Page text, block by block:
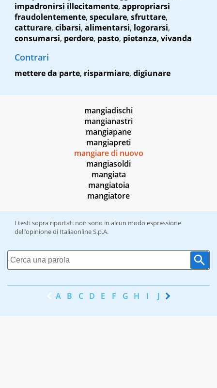
impadronirsi illecitamente, appropriarsi
fraudolentemente, speculare, sfruttare,
catturare, cibarsi, alimentarsi, logorarsi,
consumarsi, perdere, pasto, pietanza, vivanda
Contrari
mettere da parte, risparmiare, digiunare
mangiadischi
mangianastri
mangiapane
mangiapreti
mangiare di nuovo
mangiasoldi
mangiata
mangiatoia
mangiatore
I testi sopra riportati non sono in alcun modo espressione
dell’opinione di Italiaonline S.p.A.
A B C D E F G H I J K